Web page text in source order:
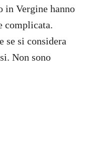
in Vergine hanno
complicata.
se si considera
Non sono